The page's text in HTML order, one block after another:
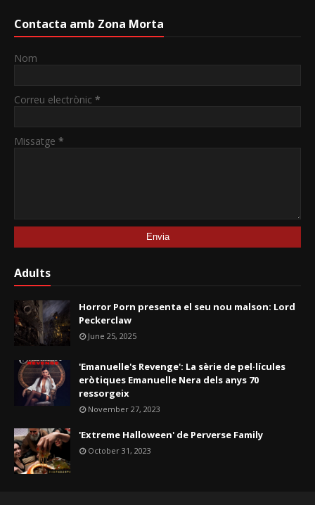
Contacta amb Zona Morta
Nom
Correu electrònic *
Missatge *
Adults
Horror Porn presenta el seu nou malson: Lord
Peckerclaw
June 25, 2025
'Emanuelle's Revenge': La sèrie de pel·lícules
eròtiques Emanuelle Nera dels anys 70
ressorgeix
November 27, 2023
'Extreme Halloween' de Perverse Family
October 31, 2023